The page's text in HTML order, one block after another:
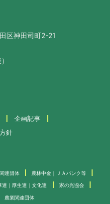
区神田司町2-21
企画記事
針
連団体 農林中金｜ＪＡバンク等
連｜厚生連｜文化連 家の光協会
農業関連団体